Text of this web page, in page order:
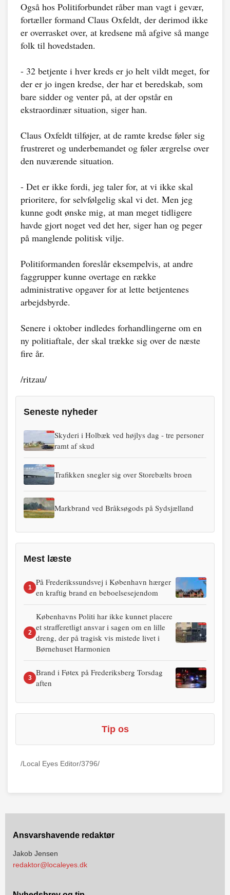
Også hos Politiforbundet råber man vagt i gevær,
fortæller formand Claus Oxfeldt, der derimod ikke
er overrasket over, at kredsene må afgive så mange
folk til hovedstaden.
- 32 betjente i hver kreds er jo helt vildt meget, for
der er jo ingen kredse, der har et beredskab, som
bare sidder og venter på, at der opstår en
ekstraordinær situation, siger han.
Claus Oxfeldt tilføjer, at de ramte kredse føler sig
frustreret og underbemandet og føler ærgrelse over
den nuværende situation.
- Det er ikke fordi, jeg taler for, at vi ikke skal
prioritere, for selvfølgelig skal vi det. Men jeg
kunne godt ønske mig, at man meget tidligere
havde gjort noget ved det her, siger han og peger
på manglende politisk vilje.
Politiformanden foreslår eksempelvis, at andre
faggrupper kunne overtage en række
administrative opgaver for at lette betjentenes
arbejdsbyrde.
Senere i oktober indledes forhandlingerne om en
ny politiaftale, der skal trække sig over de næste
fire år.
/ritzau/
Seneste nyheder
Skyderi i Holbæk ved højlys dag - tre personer
ramt af skud
Trafikken snegler sig over Storebælts broen
Markbrand ved Bråksøgods på Sydsjælland
Mest læste
1
På Frederikssundsvej i København hærger
en kraftig brand en beboelsesejendom
2
Københavns Politi har ikke kunnet placere
et strafferetligt ansvar i sagen om en lille
dreng, der på tragisk vis mistede livet i
Børnehuset Harmonien
3
Brand i Føtex på Frederiksberg Torsdag
aften
Tip os
/Local Eyes Editor/3796/
Ansvarshavende redaktør
Jakob Jensen
redaktor@localeyes.dk